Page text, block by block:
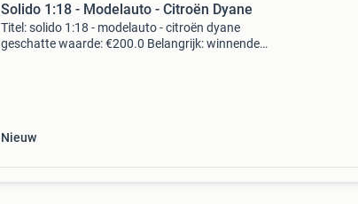
Solido 1:18 - Modelauto - Citroën Dyane
Titel: solido 1:18 - modelauto - citroën dyane
geschatte waarde: €200.0 Belangrijk: winnende
Nieuw